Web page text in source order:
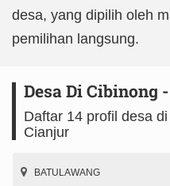
desa, yang dipilih oleh
pemilihan langsung.
Desa Di Cibinong
Daftar 14 profil desa
Cianjur
BATULAWANG